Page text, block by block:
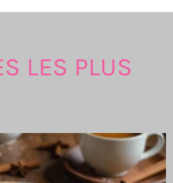
LES PLUS